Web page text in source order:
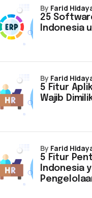
25
Indonesia
by Farid
5 Fitur
Wajib
by Farid
5 Fitur
Indonesia
by Farid